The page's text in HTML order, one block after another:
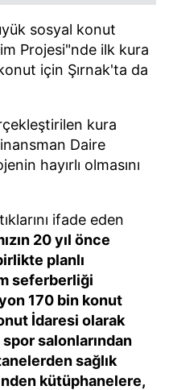
sosyal konut
Projesi"nde ilk kura
için Şırnak'ta da
kura
Daire
hayırlı olmasını
ifade eden
20 yıl önce
planlı
seferberliği
170 bin konut
İdaresi olarak
salonlarından
sağlık
kütüphanelere,